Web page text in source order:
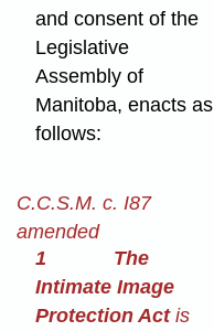
and consent of the
Legislative
Assembly of
Manitoba, enacts as
follows:
C.C.S.M. c. I87
amended
1
The
Intimate Image
Protection Actis